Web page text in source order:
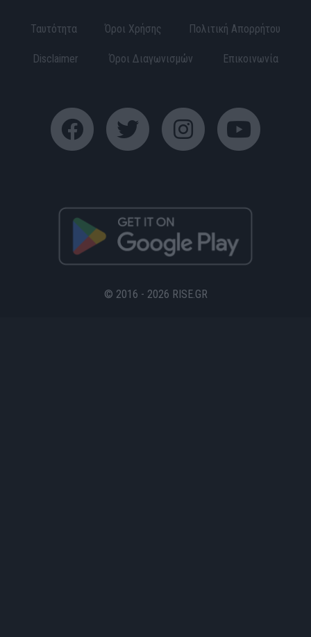
Ταυτότητα Όροι Χρήσης Πολιτική Απορρήτου
Disclaimer Όροι Διαγωνισμών Επικοινωνία
© 2016 - 2026 RISE.GR